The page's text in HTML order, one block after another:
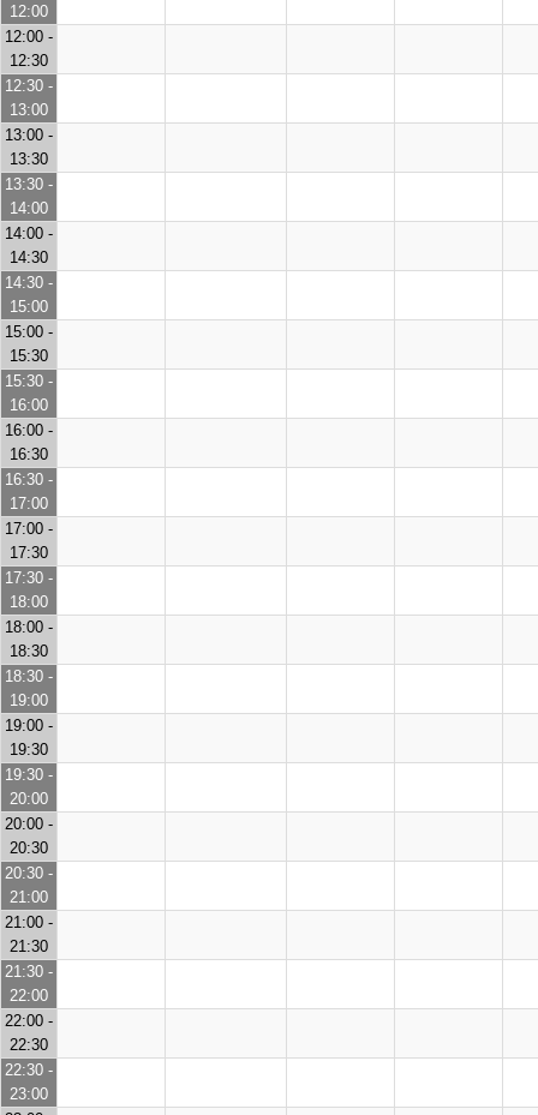
12:00
12:00 -
12:30
12:30 -
13:00
13:00 -
13:30
13:30 -
14:00
14:00 -
14:30
14:30 -
15:00
15:00 -
15:30
15:30 -
16:00
16:00 -
16:30
16:30 -
17:00
17:00 -
17:30
17:30 -
18:00
18:00 -
18:30
18:30 -
19:00
19:00 -
19:30
19:30 -
20:00
20:00 -
20:30
20:30 -
21:00
21:00 -
21:30
21:30 -
22:00
22:00 -
22:30
22:30 -
23:00